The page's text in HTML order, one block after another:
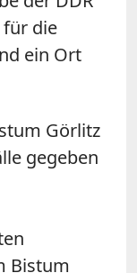
für die
ein Ort
Görlitz
gegeben
Bistum